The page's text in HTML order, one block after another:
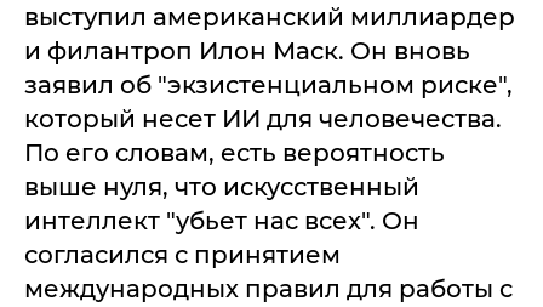
выступил американский миллиардер
и филантроп Илон Маск. Он вновь
заявил об "экзистенциальном риске",
который несет ИИ для человечества.
По его словам, есть вероятность
выше нуля, что искусственный
интеллект "убьет нас всех". Он
согласился с принятием
международных правил для работы с